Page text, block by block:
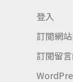
登入
訂閱網
訂閱留